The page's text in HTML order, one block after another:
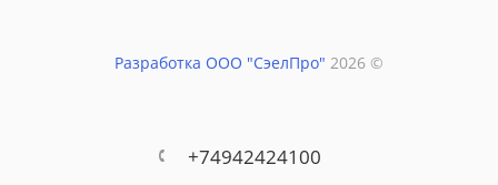
Разработка ООО "СэелПро" 2026 ©
+74942424100